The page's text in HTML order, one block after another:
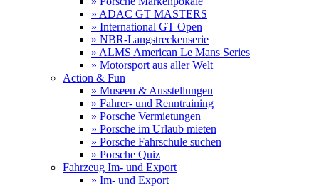
» ADAC GT MASTERS
» International GT Open
» NBR-Langstreckenserie
» ALMS American Le Mans Series
» Motorsport aus aller Welt
Action & Fun
» Museen & Ausstellungen
» Fahrer- und Renntraining
» Porsche Vermietungen
» Porsche im Urlaub mieten
» Porsche Fahrschule suchen
» Porsche Quiz
Fahrzeug Im- und Export
» Im- und Export